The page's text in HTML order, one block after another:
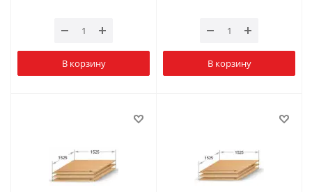
В корзину В корзину